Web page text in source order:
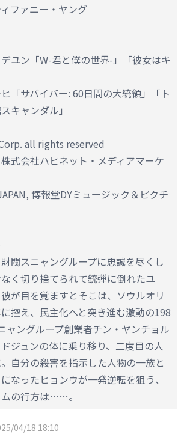
ファニー・ヤング
ユン「W-君と僕の世界-」「彼女はキ
「サバイバー: 60日間の大統領」「ト
キャンダル」
all rights reserved
式会社ハピネット・メディアマーケ
博報堂DYミュージック＆ピクチ
閥スニャングループに忠誠を尽くし
く切り捨てられて銃弾に倒れたユ
が目を覚ますとそこは、ソウルオリ
控え、民主化へと突き進む激動の198
ャングループ創業者チン・ヤンチョル
ジュンの体に乗り移り、二度目の人
自分の殺害を指示した人物の一族と
なったヒョンウが一発逆転を狙う、
の行方は……。
04/18 18:10